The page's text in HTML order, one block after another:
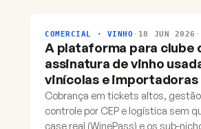
COMERCIAL · VINHO · 18 JUN 2026 ·
A plataforma para clube
assinatura de vinho
vinícolas e importadoras
Cobrança em tickets altos,
controle por CEP e logística sem
case real (WinePass) e os sub-